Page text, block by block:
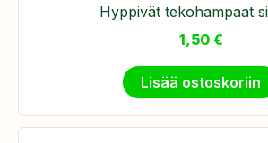
Hyppivät tekohampaat
1,50 €
Lisää ostoskoriin